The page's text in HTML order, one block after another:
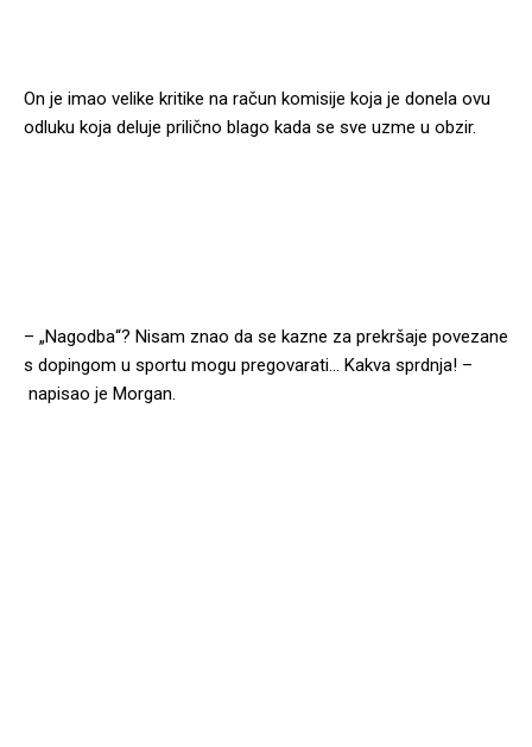
On je imao velike kritike na račun komisije koja je donela ovu
odluku koja deluje prilično blago kada se sve uzme u obzir.
– „Nagodba“? Nisam znao da se kazne za prekršaje povezane
s dopingom u sportu mogu pregovarati… Kakva sprdnja! –
napisao je Morgan.